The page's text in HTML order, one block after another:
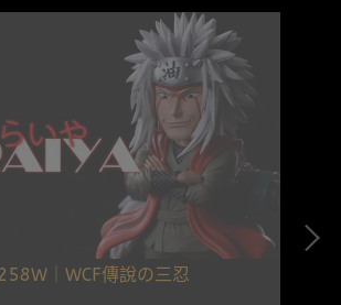
258W｜WCF傳說の三忍